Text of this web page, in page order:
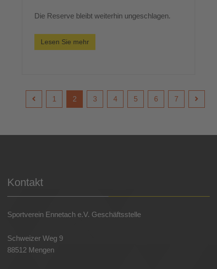
Die Reserve bleibt weiterhin ungeschlagen.
Lesen Sie mehr
1 2 3 4 5 6 7
Kontakt
Sportverein Ennetach e.V. Geschäftsstelle
Schweizer Weg 9
88512 Mengen